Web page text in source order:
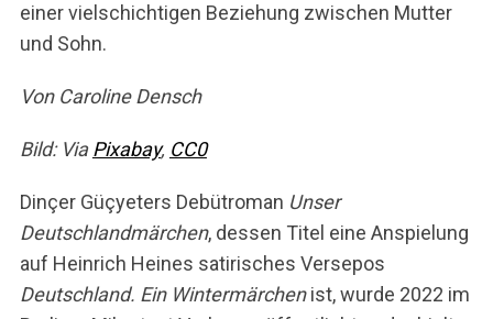
einer vielschichtigen Beziehung zwischen Mutter
und Sohn.
Von Caroline Densch
Bild: ViaPixabay, CC0
Dinçer Güçyeters Debütroman Unser
Deutschlandmärchen, dessen Titel eine Anspielung
auf Heinrich Heines satirisches Versepos
Deutschland. Ein Wintermärchenist, wurde 2022 im